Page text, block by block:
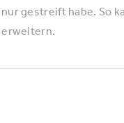
gestreift habe. So